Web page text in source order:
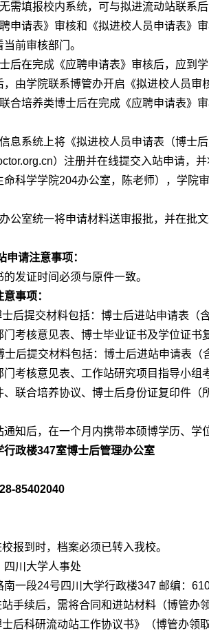
需填报校内系统，可与拟进流动站联系
申请表》审核和《拟进校人员申请表》
前审核部门。
士后在完成《应聘申请表》审核后，应到
由学院联系博管办开启《拟进校人员审
合培养类博士后在完成《应聘申请表》
息系统上将《拟进校人员申请表（博士
）注册并在线提交入站申请，
科学学院204办公室，陈老师），学院
公室统一将申请材料送审报批，并在批
申请注意事项：
发证时间必须与原件一致。
事项：
后提交材料包括：博士后进站申请表
考核意见表、博士毕业证书及学位证书
士后提交材料包括：博士后进站申请表
考核意见表、工作站研究项目指导小
联合培养协议、博士后身份证复印件（
知后，在一个月内携带本硕博学历、学
行政楼347室博士后管理办公室
85402040
报到时，档案必须已转入我校。
四川大学人事处
南一段24号四川大学行政楼347 邮编：
手续后，需将合同和进站材料（博管办
后科研流动站工作协议书》（博管办领